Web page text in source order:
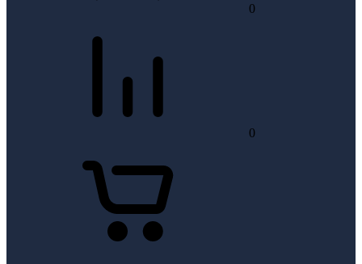
0
0